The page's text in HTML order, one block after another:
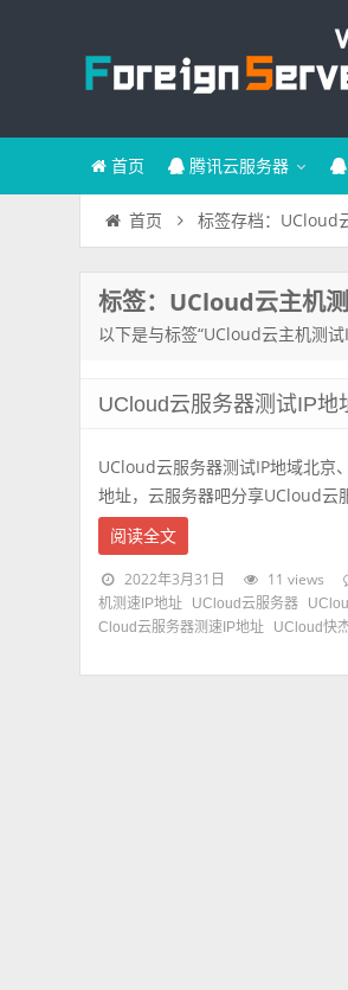
首页 腾讯云服务器
首页 标签存档：UCloud
标签：UCloud云主机
以下是与标签“UCloud云主机测
UCloud云服务器测试IP地
UCloud云服务器测试IP地域北京
地址，云服务器吧分享UCloud云
阅读全文
2022年3月31日 11 views
机测速IP地址
UCloud云服务器
Cloud云服务器测速IP地址
UCloud快